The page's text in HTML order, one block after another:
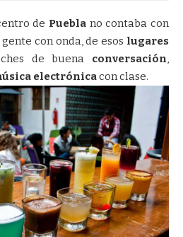
de Puebla no contaba con
con onda, de esos lugares
de buena conversación,
electrónicacon clase.